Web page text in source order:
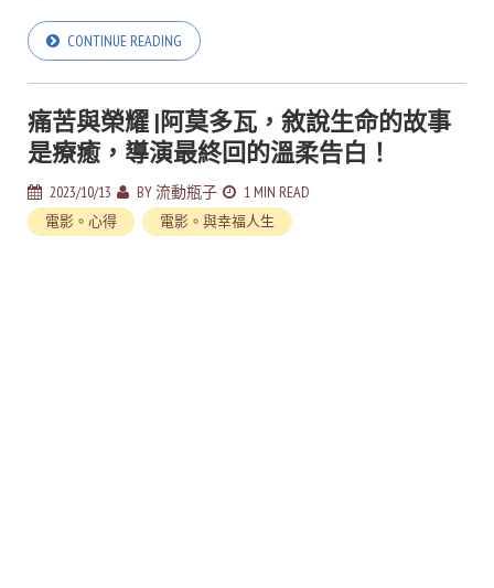
CONTINUE READING
痛苦與榮耀 |阿莫多瓦，敘說生命的故事
是療癒，導演最終回的溫柔告白！
2023/10/13 BY流動瓶子 1 MIN READ
電影。心得 電影。與幸福人生